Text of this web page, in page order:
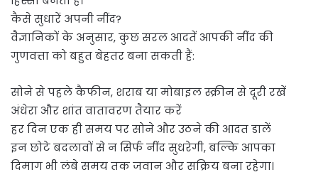
कैसे सुधारें अपनी नींद?
वैज्ञानिकों के अनुसार, कुछ सरल आदतें आपकी नींद की
गुणवत्ता को बहुत बेहतर बना सकती हैं:
सोने से पहले कैफीन, शराब या मोबाइल स्क्रीन से दूरी रखें
अंधेरा और शांत वातावरण तैयार करें
हर दिन एक ही समय पर सोने और उठने की आदत डालें
इन छोटे बदलावों से न सिर्फ नींद सुधरेगी, बल्कि आपका
दिमाग भी लंबे समय तक जवान और सक्रिय बना रहेगा।